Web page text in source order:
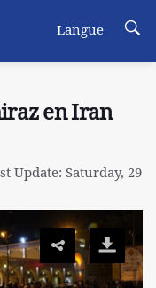
Langue
en Iran
Update: Saturday, 29